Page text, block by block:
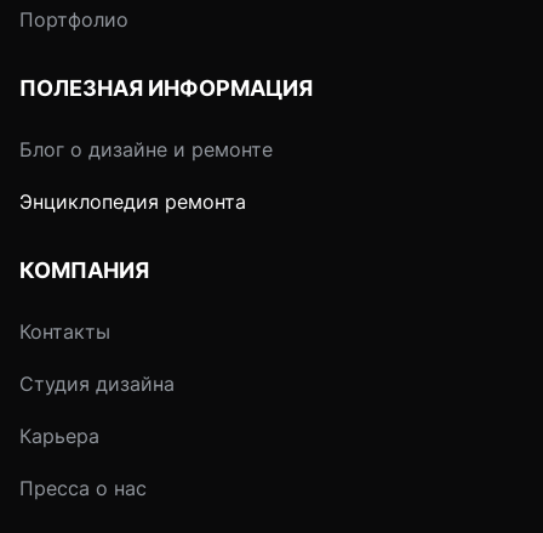
Портфолио
ПОЛЕЗНАЯ ИНФОРМАЦИЯ
Блог о дизайне и ремонте
Энциклопедия ремонта
КОМПАНИЯ
Контакты
Студия дизайна
Карьера
Пресса о нас